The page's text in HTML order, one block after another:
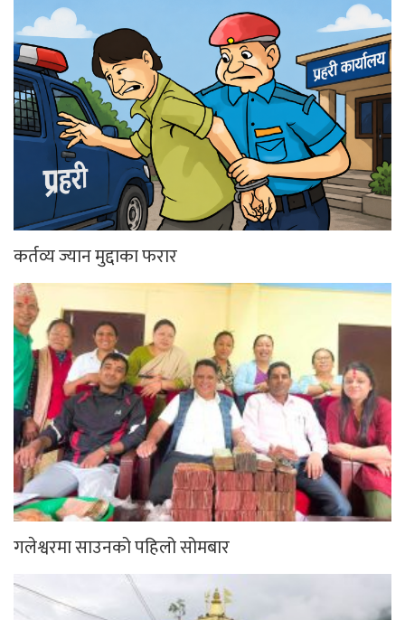
कर्तव्य ज्यान मुद्दाका फरार
गलेश्वरमा साउनको पहिलो सोमबार